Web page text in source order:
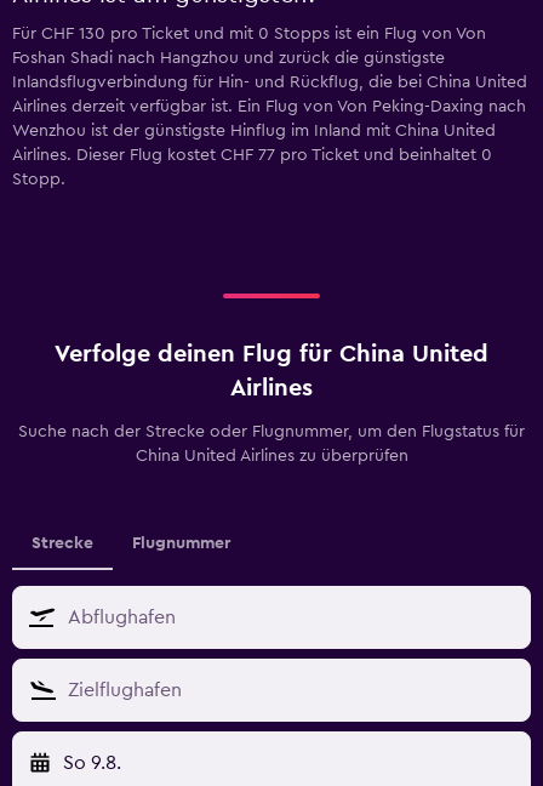
Für CHF 130 pro Ticket und mit 0 Stopps ist ein Flug von Von
Foshan Shadi nach Hangzhou und zurück die günstigste
Inlandsflugverbindung für Hin- und Rückflug, die bei China United
Airlines derzeit verfügbar ist. Ein Flug von Von Peking-Daxing nach
Wenzhou ist der günstigste Hinflug im Inland mit China United
Airlines. Dieser Flug kostet CHF 77 pro Ticket und beinhaltet 0
Stopp.
Verfolge deinen Flug für China United
Airlines
Suche nach der Strecke oder Flugnummer, um den Flugstatus für
China United Airlines zu überprüfen
Strecke Flugnummer
So 9.8.